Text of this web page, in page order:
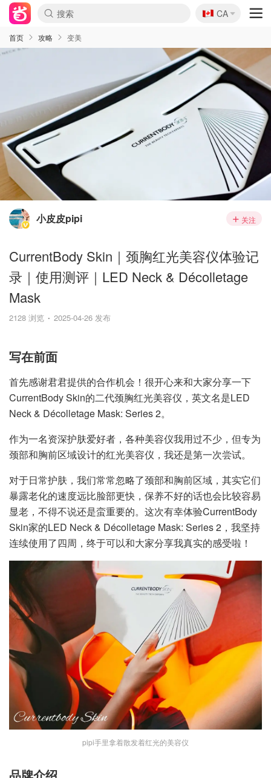
🇨🇦
CA
首页 攻略 变美
小皮皮pipi 关注
CurrentBody Skin｜颈胸红光美容仪体验记
录｜使用测评｜LED Neck & Décolletage
Mask
2128 浏览 2025-04-26 发布
写在前面
首先感谢君君提供的合作机会！很开心来和大家分享一下
CurrentBody Skin的二代颈胸红光美容仪，英文名是LED
Neck & Décolletage Mask: Series 2。
作为一名资深护肤爱好者，各种美容仪我用过不少，但专为
颈部和胸前区域设计的红光美容仪，我还是第一次尝试。
对于日常护肤，我们常常忽略了颈部和胸前区域，其实它们
暴露老化的速度远比脸部更快，保养不好的话也会比较容易
显老，不得不说还是蛮重要的。这次有幸体验CurrentBody
Skin家的LED Neck & Décolletage Mask: Series 2，我坚持
连续使用了四周，终于可以和大家分享我真实的感受啦！
pipi手里拿着散发着红光的美容仪
品牌介绍